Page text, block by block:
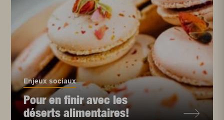
Enjeux sociaux
Pour en finir avec les
déserts alimentaires!